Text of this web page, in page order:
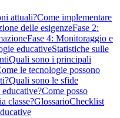
attuali?Come implementare
delle esigenzeFase 2:
Fase 4: Monitoraggio e
educativeStatistiche sulle
Quali sono i principali
le tecnologie possono
Quali sono le sfide
Come posso
classe?GlossarioChecklist